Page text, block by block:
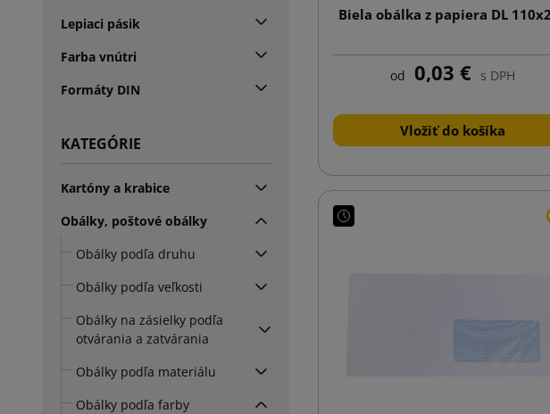
Lepiaci pásik
Farba vnútri
Formáty DIN
KATEGÓRIE
Kartóny a krabice
Obálky, poštové obálky
Obálky podľa druhu
Obálky podľa veľkosti
Obálky na zásielky podľa
otvárania a zatvárania
Obálky podľa materiálu
Obálky podľa farby
Biela obálka z papiera DL
od 0,03 € s DPH
Vložiť do košíka